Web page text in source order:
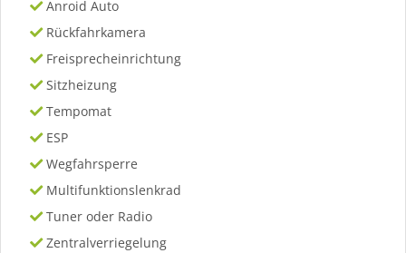
Anroid Auto
Rückfahrkamera
Freisprecheinrichtung
Sitzheizung
Tempomat
ESP
Wegfahrsperre
Multifunktionslenkrad
Tuner oder Radio
Zentralverriegelung